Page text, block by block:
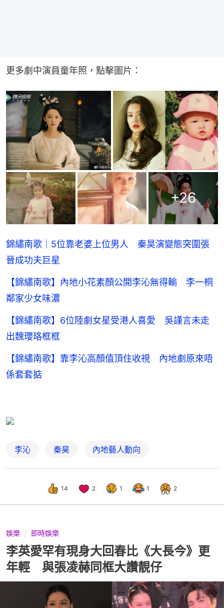
更多劇中演員童年照，點擊圖片：
+26
錦繡南歌｜5位靠老婆上位男人 秦昊演變態突圍張
晉成功夫巨星
【錦繡南歌】內地小花素顏公開李沁無得輸 李一桐
鄰家少女味濃
【錦繡南歌】6位陸劇女星受港人喜愛 吳謹言未走
出魏瓔珞框框
【錦繡南歌】靠李沁高顏值頂住收視 內地劇原來唔
係套套掂
李沁 秦昊 內地藝人動向
14 2 1 1 2
娛樂 即時娛樂
李英愛罕有現身大回春比《大長今》更
年輕 與張凌赫同框大讚靚仔